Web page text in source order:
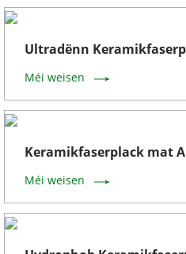
Ultradënn
Méi weisen
Keramikfaserplack mat
Méi weisen